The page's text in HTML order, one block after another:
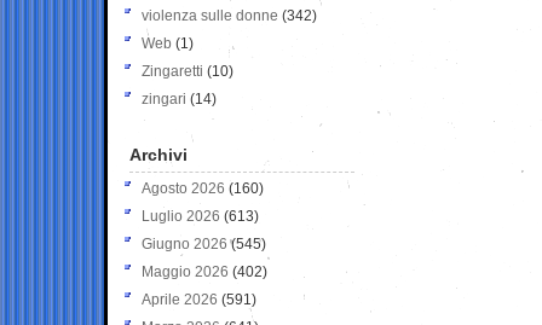
violenza sulle donne (342)
Web (1)
Zingaretti (10)
zingari (14)
Archivi
Agosto 2026 (160)
Luglio 2026 (613)
Giugno 2026 (545)
Maggio 2026 (402)
Aprile 2026 (591)